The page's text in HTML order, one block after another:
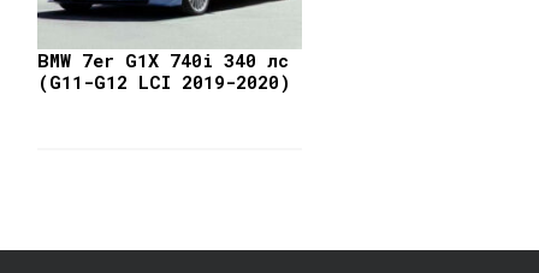
BMW 7er G1X 740i 340 лс
(G11-G12 LCI 2019-2020)